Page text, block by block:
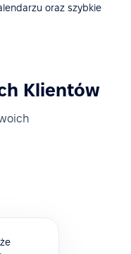
oraz szybkie
Klientów